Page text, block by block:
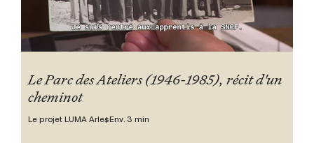
Le Parc des Ateliers (1946-1985), récit d'un
cheminot
Le projet LUMA Arles Env. 3 min